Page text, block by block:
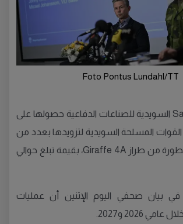
Foto Pontus Lundahl/TT
أعلنت شركة Saab السويدية للصناعات الدفاعية حصولها على
المسلحة السويدية لتزويدها بعدد من
أنظمة الرادار المتطورة من طراز Giraffe 4A، بقيمة تبلغ حوالي
بيان صحفي اليوم الإثنين أن عمليات
2026 و2027.